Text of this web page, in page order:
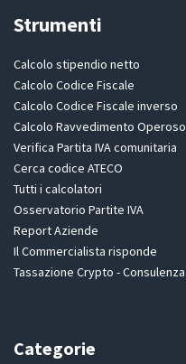
Strumenti
Calcolo stipendio netto
Calcolo Codice Fiscale
Calcolo Codice Fiscale inverso
Calcolo Ravvedimento Operoso
Verifica Partita IVA comunitaria
Cerca codice ATECO
Tutti i calcolatori
Osservatorio Partite IVA
Report Aziende
Il Commercialista risponde
Tassazione Crypto - Consulenza
Categorie